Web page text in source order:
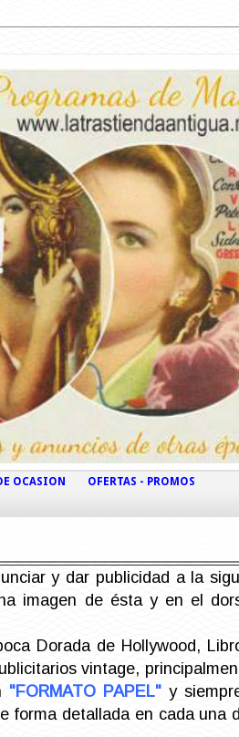
OCASION
OFERTAS - PROMOS
y dar publicidad a la
imagen de ésta y en el
Dorada de Hollywood,
vintage,
"FORMATO PAPEL" y
forma detallada en cada una